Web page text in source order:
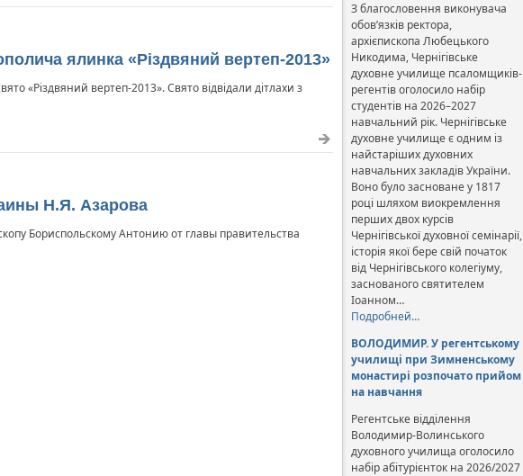
ялинка «Різдвяний вертеп-2013»
«Різдвяний вертеп-2013». Свято відвідали дітлахи з
Н.Я. Азарова
Бориспольскому Антонию от главы правительства
З благословення виконувача
обов’язків ректора,
архієпископа Любецького
Никодима, Чернігівське
духовне училище псаломщиків-
регентів оголосило набір
студентів на 2026–2027
навчальний рік. Чернігівське
духовне училище є одним із
найстаріших духовних
навчальних закладів України.
Воно було засноване у 1817
році шляхом виокремлення
перших двох курсів
Чернігівської духовної семінарії,
історія якої бере свій початок
від Чернігівського колегіуму,
заснованого святителем
Іоанном…
Подробней…
ВОЛОДИМИР. У регентському
училищі при Зимненському
монастирі розпочато прийом
на навчання
Регентське відділення
Володимир-Волинського
духовного училища оголосило
набір абітурієнток на 2026/2027